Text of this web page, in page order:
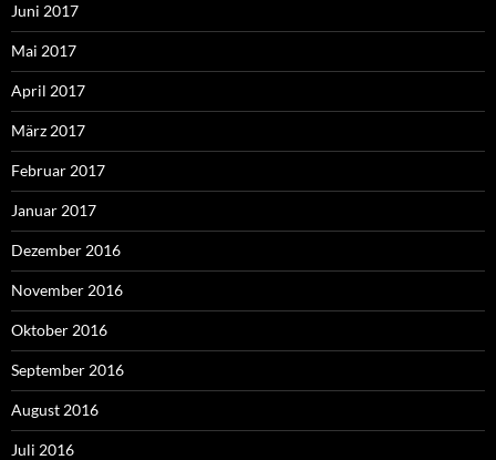
Juni 2017
Mai 2017
April 2017
März 2017
Februar 2017
Januar 2017
Dezember 2016
November 2016
Oktober 2016
September 2016
August 2016
Juli 2016